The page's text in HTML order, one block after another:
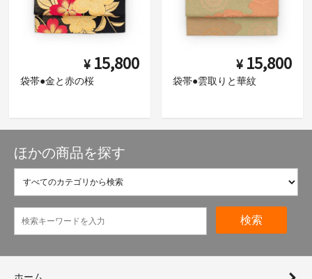
¥ 15,800
袋帯●金と赤の桜
¥ 15,800
袋帯●雲取りと華紋
ほかの商品を探す
検索